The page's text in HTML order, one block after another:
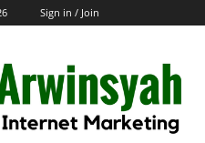
Sign in / Join